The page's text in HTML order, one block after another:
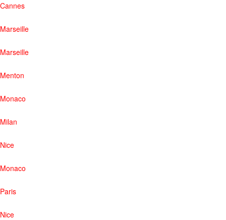
Cannes
Marseille
Marseille
Menton
Monaco
Milan
Nice
Monaco
Paris
Nice